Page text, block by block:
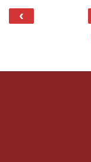
‹